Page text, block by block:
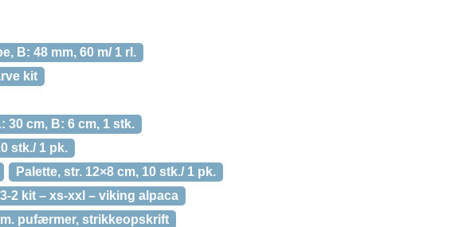
B: 48 mm, 60 m/ 1 rl.
kit
30 cm, B: 6 cm, 1 stk.
stk./ 1 pk.
Palette, str. 12×8 cm, 10 stk./ 1 pk.
2 kit – xs-xxl – viking alpaca
m. pufærmer, strikkeopskrift